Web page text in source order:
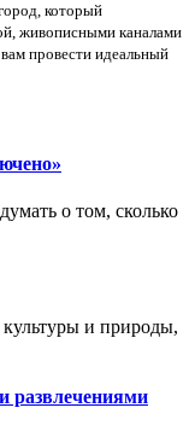
который
живописными каналами
провести идеальный
о том, сколько
и природы,
развлечениями